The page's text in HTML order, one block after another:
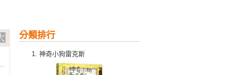
分類排行
神奇小狗雷克斯